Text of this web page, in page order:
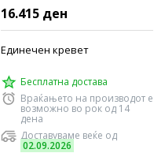
16.415 ден
Единечен кревет
Бесплатна достава
Враќањето на производот е
возможно во рок од 14
дена
Доставуваме веќе од
02.09.2026